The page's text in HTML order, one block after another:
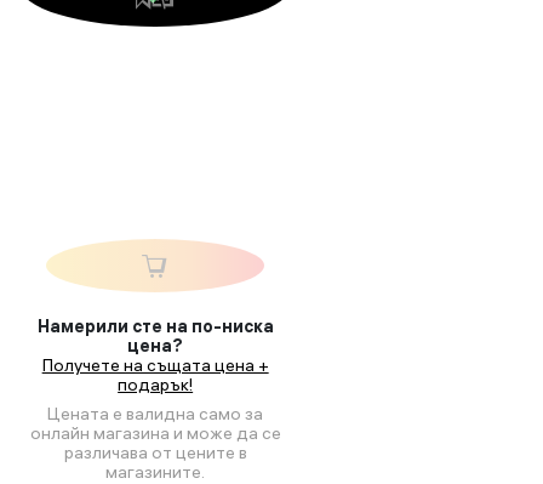
Намерили сте на по-ниска
цена?
Получете на същата цена +
подарък!
Цената е валидна само за
онлайн магазина и може да се
различава от цените в
магазините.